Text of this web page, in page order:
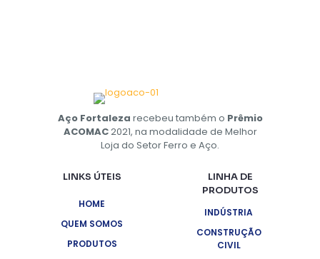
Aço Fortaleza recebeu também o Prêmio
ACOMAC2021, na modalidade de Melhor
Loja do Setor Ferro e Aço.
LINKS ÚTEIS
HOME
QUEM SOMOS
PRODUTOS
LINHA DE
PRODUTOS
INDÚSTRIA
CONSTRUÇÃO
CIVIL